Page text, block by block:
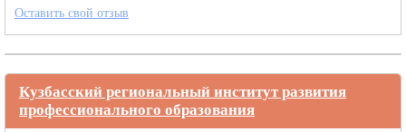
Оставить свой отзыв
Кузбасский региональный институт развития
профессионального образования